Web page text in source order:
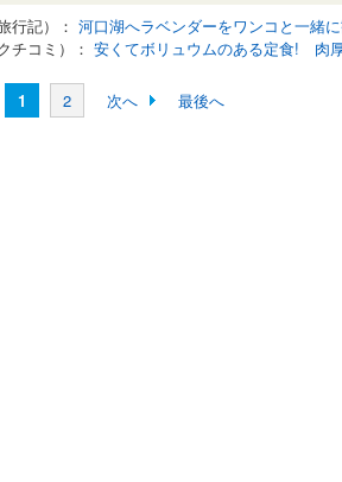
行記）： 河口湖へラベンダーをワンコと一緒
チコミ）： 安くてボリュウムのある定食! 肉
1 2 次へ 最後へ